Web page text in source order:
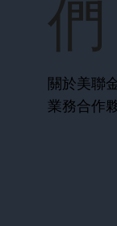
們
關於美聯
業務合作